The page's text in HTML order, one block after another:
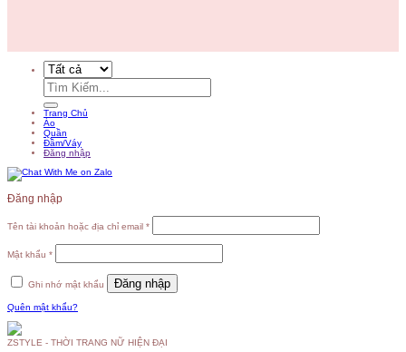
Tìm
kiếm:
Trang Chủ
Áo
Quần
Đầm/Váy
Đăng nhập
Đăng nhập
Tên tài khoản hoặc địa chỉ email *
Mật khẩu *
Ghi nhớ mật khẩu Đăng nhập
Quên mật khẩu?
ZSTYLE - THỜI TRANG NỮ HIỆN ĐẠI